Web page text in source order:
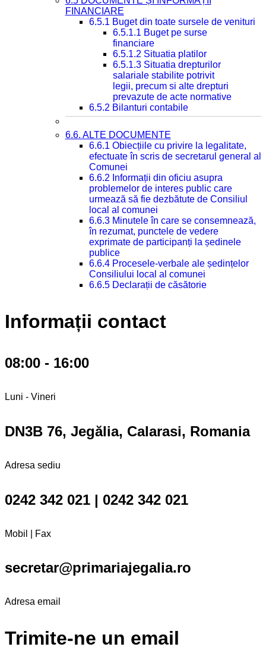
FINANCIARE
6.5.1 Buget din toate sursele de venituri
6.5.1.1 Buget pe surse
financiare
6.5.1.2 Situatia platilor
6.5.1.3 Situatia drepturilor
salariale stabilite potrivit
legii, precum si alte drepturi
prevazute de acte normative
6.5.2 Bilanturi contabile
6.6. ALTE DOCUMENTE
6.6.1 Obiecțiile cu privire la legalitate,
efectuate în scris de secretarul general al
Comunei
6.6.2 Informații din oficiu asupra
problemelor de interes public care
urmează să fie dezbătute de Consiliul
local al comunei
6.6.3 Minutele în care se consemnează,
în rezumat, punctele de vedere
exprimate de participanți la ședinele
publice
6.6.4 Procesele-verbale ale ședințelor
Consiliului local al comunei
6.6.5 Declarații de căsătorie
Informații contact
08:00 - 16:00
Luni - Vineri
DN3B 76, Jegălia, Calarasi, Romania
Adresa sediu
0242 342 021 | 0242 342 021
Mobil | Fax
secretar@primariajegalia.ro
Adresa email
Trimite-ne un email